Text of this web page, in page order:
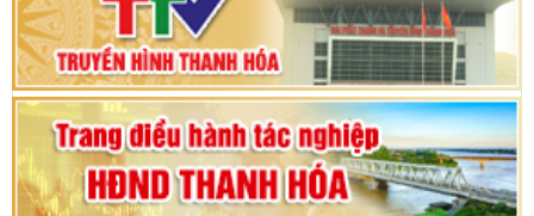
Bế mạc Kỳ họp thứ hai bốn, Hội đồng nhân dân
tỉnh khoá XVIII